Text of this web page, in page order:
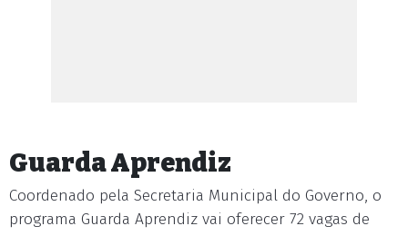
Guarda Aprendiz
Coordenado pela Secretaria Municipal do Governo, o
programa Guarda Aprendiz vai oferecer 72 vagas de